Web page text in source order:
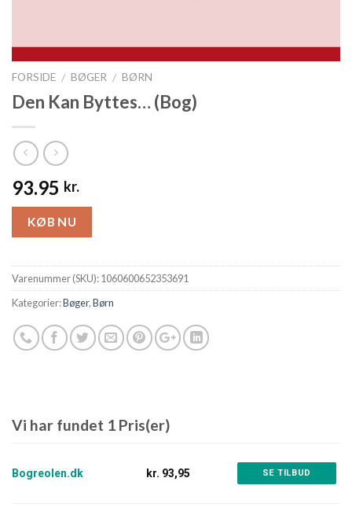
FORSIDE / BØGER / BØRN
Den Kan Byttes… (Bog)
93.95 kr.
KØB NU
Varenummer (SKU):1060600652353691
Kategorier:Bøger,Børn
Vi har fundet 1 Pris(er)
Bogreolen.dk kr. 93,95 SE TILBUD